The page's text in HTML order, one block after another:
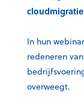
In hun
redeneren
overweegt.